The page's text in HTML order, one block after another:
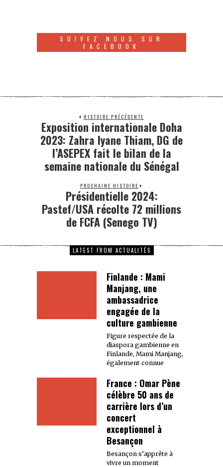
SUIVEZ NOUS SUR
FACEBOOK
HISTOIRE PRÉCÉDENTE
Exposition internationale Doha
2023: Zahra Iyane Thiam, DG de
l’ASEPEX fait le bilan de la
semaine nationale du Sénégal
PROCHAINE HISTOIRE
Présidentielle 2024:
Pastef/USA récolte 72 millions
de FCFA (Senego TV)
LATEST FROM ACTUALITÉS
Finlande : Mami
Manjang, une
ambassadrice
engagée de la
culture gambienne
Figure respectée de la
diaspora gambienne en
Finlande, Mami Manjang,
également connue
France : Omar Pène
célèbre 50 ans de
carrière lors d’un
concert
exceptionnel à
Besançon
Besançon s’apprête à
vivre un moment